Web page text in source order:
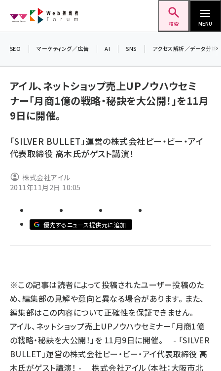
ン
検索 MENU
seo (3536)
youtube (2444)
セミナー (2313)
meo (1279)
SEO マーケティング／広告 AI SNS アクセス解析／データ分析
アイル、ネットショップ売上UPノウハウセミ
ナー「月商1億の戦略・秘訣を大公開！」を11月
9日に開催。
「SILVER BULLET」運営の株式会社ピー・ビー・アイ
代表取締役 高木氏がゲスト講演！
株式会社アイル
2011年11月2日 10:05
優先するニュース提供元に追加
※この記事は読者によって投稿されたユーザー投稿のた
め、編集部の見解や意向と異なる場合があります。 また、
編集部はこの内容について正確性を保証できません。
アイル、ネットショップ売上UPノウハウセミナー「月商1億
の戦略・秘訣を大公開！」を 11月9日に開催。 - 「SILVER
BULLET」運営の株式会社ピー・ビー・アイ代表取締役 高
木氏がゲスト講演！ - 株式会社アイル（本社：大阪市北